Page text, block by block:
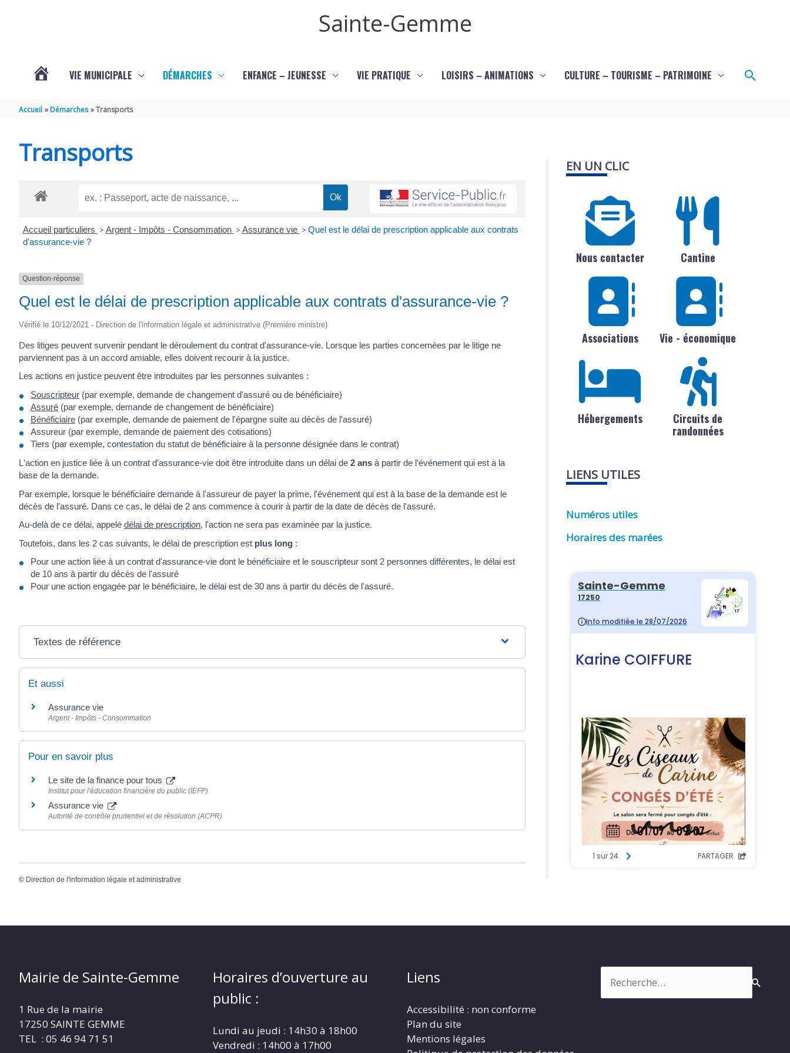
Sainte-Gemme
GEMME
VIE MUNICIPALE DÉMARCHES ENFANCE – JEUNESSE VIE PRATIQUE LOISIRS – ANIMATIONS CULTURE – TOURISME – PATRIMOINE
Accueil Démarches Transports
Transports
Accueil particuliers > Argent - Impôts - Consommation > Assurance vie > Quel est le délai de prescription applicable aux contrats
d'assurance-vie ?
Question-réponse
Quel est le délai de prescription applicable aux contrats d'assurance-vie ?
Vérifié le 10/12/2021 - Direction de l'information légale et administrative (Première ministre)
Des litiges peuvent survenir pendant le déroulement du contrat d'assurance-vie. Lorsque les parties concernées par le litige ne
parviennent pas à un accord amiable, elles doivent recourir à la justice.
Les actions en justice peuvent être introduites par les personnes suivantes :
Souscripteur (par exemple, demande de changement d'assuré ou de bénéficiaire)
Assuré (par exemple, demande de changement de bénéficiaire)
Bénéficiaire (par exemple, demande de paiement de l'épargne suite au décès de l'assuré)
Assureur (par exemple, demande de paiement des cotisations)
Tiers (par exemple, contestation du statut de bénéficiaire à la personne désignée dans le contrat)
L'action en justice liée à un contrat d'assurance-vie doit être introduite dans un délai de 2 ans à partir de l'événement qui est à la
base de la demande.
Par exemple, lorsque le bénéficiaire demande à l'assureur de payer la prime, l'événement qui est à la base de la demande est le
décès de l'assuré. Dans ce cas, le délai de 2 ans commence à courir à partir de la date de décès de l'assuré.
Au-delà de ce délai, appelé délai de prescription, l'action ne sera pas examinée par la justice.
Toutefois, dans les 2 cas suivants, le délai de prescription est plus long :
Pour une action liée à un contrat d'assurance-vie dont le bénéficiaire et le souscripteur sont 2 personnes différentes, le délai est
de 10 ans à partir du décès de l'assuré
Pour une action engagée par le bénéficiaire, le délai est de 30 ans à partir du décès de l'assuré.
Textes de référence
Et aussi
Assurance vie
Argent - Impôts - Consommation
Pour en savoir plus
Le site de la finance pour tous
Institut pour l'éducation financière du public (IEFP)
Assurance vie
Autorité de contrôle prudentiel et de résolution (ACPR)
© Direction de l'information légale et administrative
EN UN CLIC
Nous contacter Cantine
Associations Vie - économique
Hébergements
Circuits de
randonnées
LIENS UTILES
Numéros utiles
Horaires des marées
Mairie de Sainte-Gemme
1 Rue de la mairie
17250 SAINTE GEMME
TEL : 05 46 94 71 51
Horaires d’ouverture au
public :
Lundi au jeudi : 14h30 à 18h00
Vendredi : 14h00 à 17h00
Liens
Accessibilité : non conforme
Plan du site
Mentions légales